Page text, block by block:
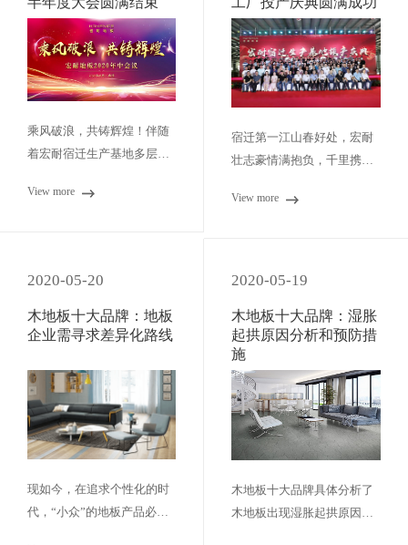
乘风破浪，共铸辉煌！伴随
着宏耐宿迁生产基地多层工
板2020年半年度经销商大会
View more
宿迁第一江山春好处，宏耐
壮志豪情满抱负，千里携手
View more
2020-05-20
木地板十大品牌：地板
企业需寻求差异化路线
现如今，在追求个性化的时
代，“小众”的地板产品必将
2020-05-19
木地板十大品牌：湿胀
起拱原因分析和预防措
施
木地板十大品牌具体分析了
木地板出现湿胀起拱原因有